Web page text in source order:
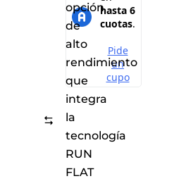
Comparar
opción
de
alto
rendimiento
que
integra
la
tecnología
RUN
FLAT